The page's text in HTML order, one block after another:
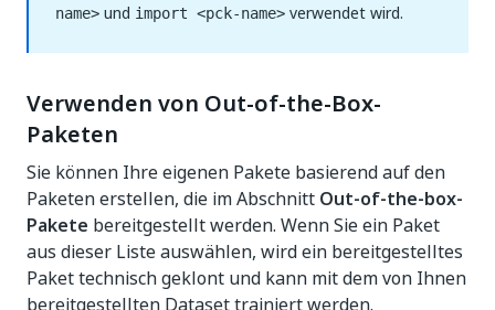
name> und import <pck-name> verwendet wird.
Verwenden von Out-of-the-Box-
Paketen
Sie können Ihre eigenen Pakete basierend auf den
Paketen erstellen, die im Abschnitt Out-of-the-box-
Pakete bereitgestellt werden. Wenn Sie ein Paket
aus dieser Liste auswählen, wird ein bereitgestelltes
Paket technisch geklont und kann mit dem von Ihnen
bereitgestellten Dataset trainiert werden.